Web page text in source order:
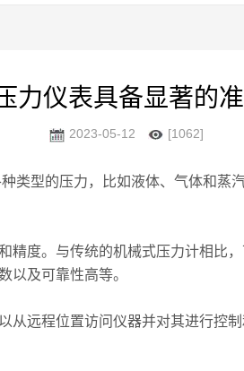
力仪表具备显著的
2023-05-12 [1062]
类型的压力，比如液体、气体和蒸
精度。与传统的机械式压力计相比
以及可靠性高等。
远程位置访问仪器并对其进行控